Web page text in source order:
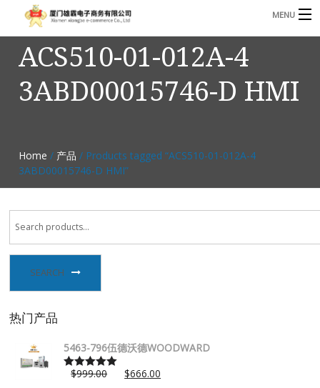
MENU
3221366881@qq.com Phone: +86 17750010683
首页
资讯
联系我们
ACS510-01-012A-4
3ABD00015746-D HMI
Home / 产品 / Products tagged “ACS510-01-012A-4
3ABD00015746-D HMI”
SEARCH
热门产品
5463-796伍德沃德WOODWARD
Rated5.00
$999.00 $666.00